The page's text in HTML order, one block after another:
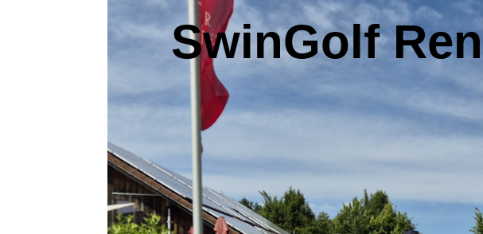
SwinGolf